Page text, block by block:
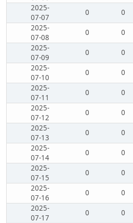
2025-
07-07
0 0
2025-
07-08
0 0
2025-
07-09
0 0
2025-
07-10
0 0
2025-
07-11
0 0
2025-
07-12
0 0
2025-
07-13
0 0
2025-
07-14
0 0
2025-
07-15
0 0
2025-
07-16
0 0
2025-
07-17
0 0